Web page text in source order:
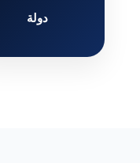
دولة